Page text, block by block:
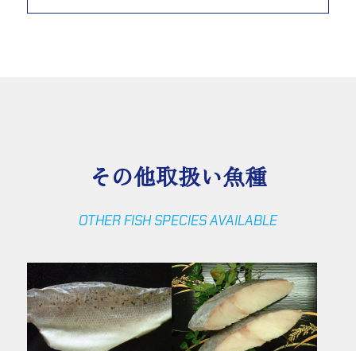
その他取扱い魚種
OTHER FISH SPECIES AVAILABLE